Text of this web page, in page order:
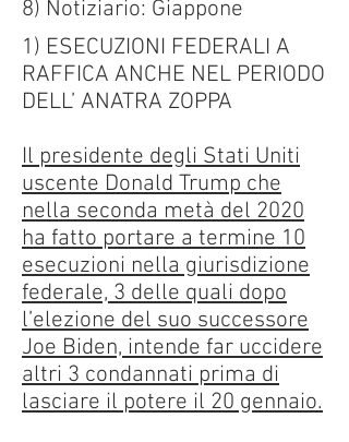
8) Notiziario: Giappone
1) ESECUZIONI FEDERALI A
RAFFICA ANCHE NEL PERIODO
DELL’ ANATRA ZOPPA
Il presidente degli Stati Uniti
uscente Donald Trump che
nella seconda metà del 2020
ha fatto portare a termine 10
esecuzioni nella giurisdizione
federale, 3 delle quali dopo
l’elezione del suo successore
Joe Biden, intende far uccidere
altri 3 condannati prima di
lasciare il potere il 20 gennaio.